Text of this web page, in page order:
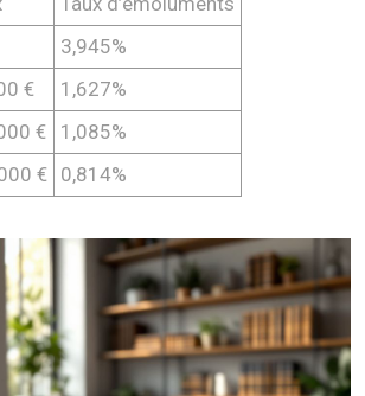
3,945%
€
1,627%
€
1,085%
€ 0,814%